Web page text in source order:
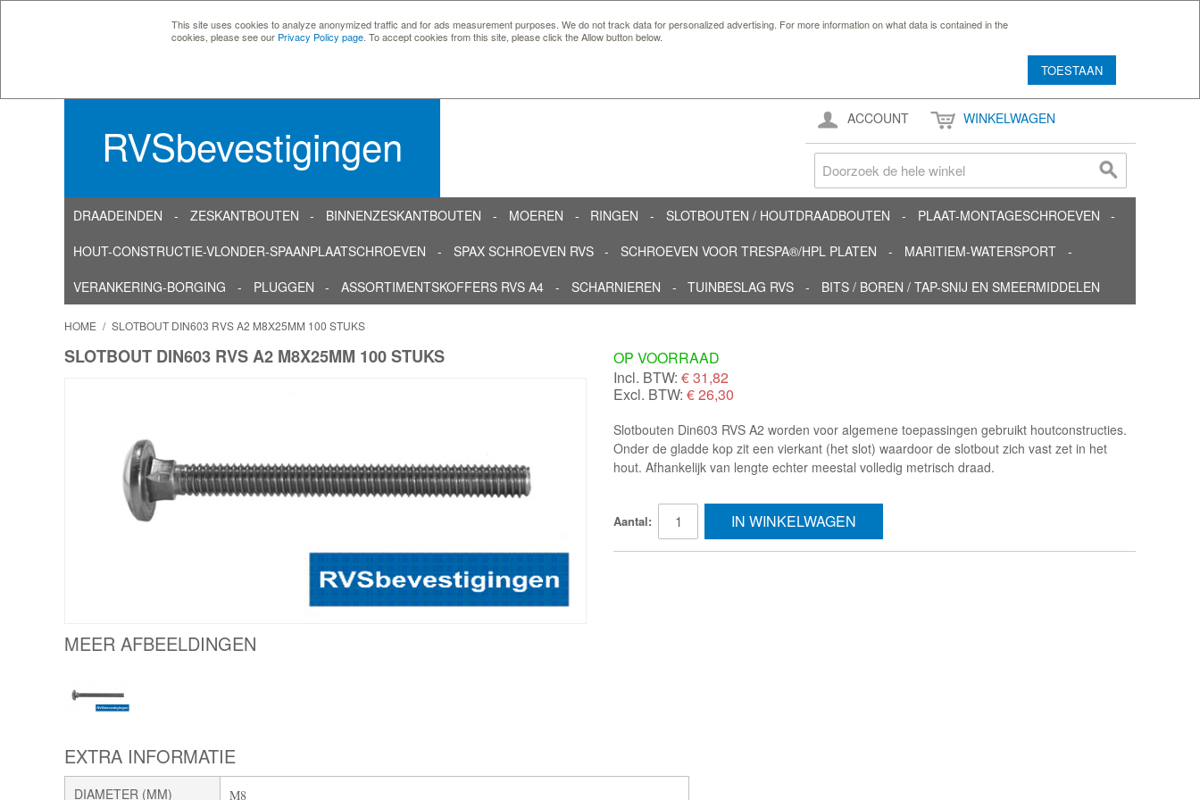
This site uses cookies to analyze anonymized traffic and for ads measurement purposes. We do not track data for personalized advertising. For more information on what data is contained in the
cookies, please see our Privacy Policy page . To accept cookies from this site, please click the Allow button below.
TOESTAAN
RVSbevestigingen
ACCOUNT WINKELWAGEN
DRAADEINDEN ZESKANTBOUTEN BINNENZESKANTBOUTEN MOEREN RINGEN SLOTBOUTEN / HOUTDRAADBOUTEN
PLAAT-MONTAGESCHROEVEN
HOUT-CONSTRUCTIE-VLONDER-SPAANPLAATSCHROEVEN
SPAX SCHROEVEN RVS SCHROEVEN VOOR TRESPA®/HPL PLATEN
MARITIEM-WATERSPORT
VERANKERING-BORGING
PLUGGEN ASSORTIMENTSKOFFERS RVS A4 SCHARNIEREN TUINBESLAG RVS BITS / BOREN / TAP-SNIJ EN SMEERMIDDELEN
HOME / SLOTBOUT DIN603 RVS A2 M8X25MM 100 STUKS
SLOTBOUT DIN603 RVS A2 M8X25MM 100 STUKS
MEER AFBEELDINGEN
OP VOORRAAD
Incl. BTW: €31,82
Excl. BTW: € 26,30
Slotbouten Din603 RVS A2 worden voor algemene toepassingen gebruikt houtconstructies.
Onder de gladde kop zit een vierkant (het slot) waardoor de slotbout zich vast zet in het
hout. Afhankelijk van lengte echter meestal volledig metrisch draad.
Aantal: IN WINKELWAGEN
EXTRA INFORMATIE
DIAMETER (MM) M8